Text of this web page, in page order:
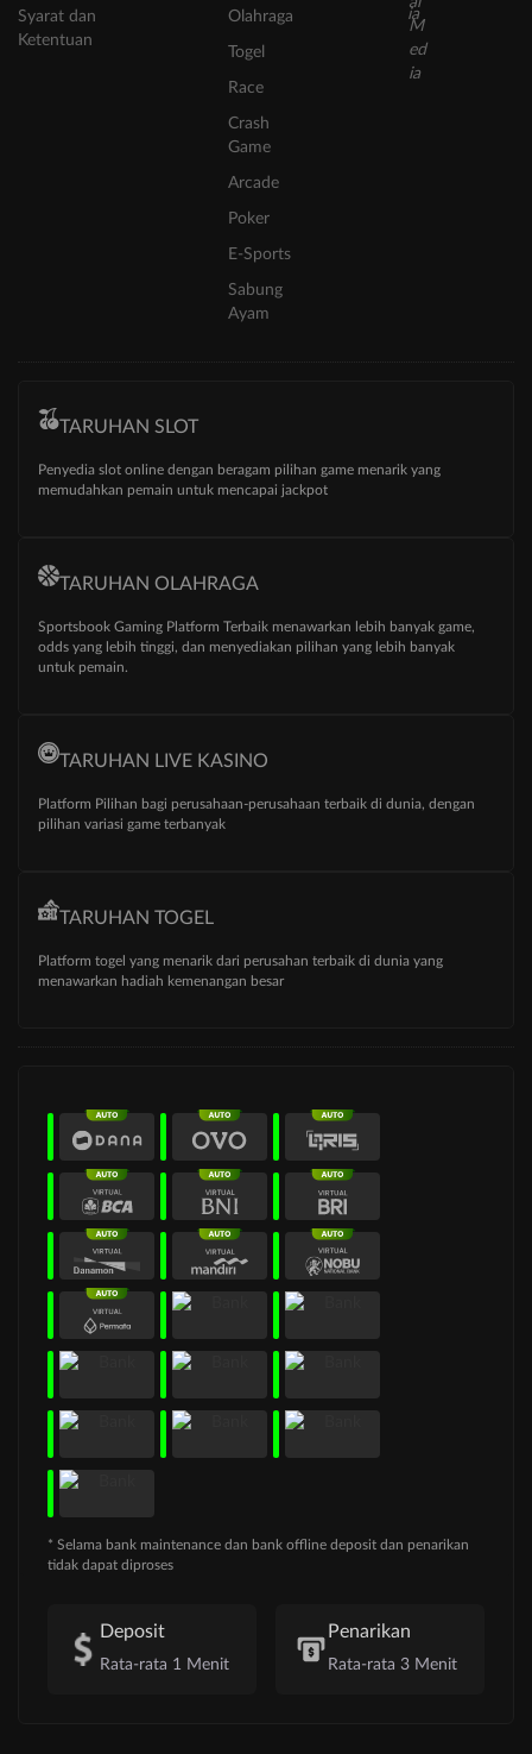
Syarat dan
Ketentuan
Olahraga
Togel
Race
Crash
Game
Arcade
Poker
E-Sports
Sabung
Ayam
TARUHAN SLOT
Penyedia slot online dengan beragam pilihan game menarik yang
memudahkan pemain untuk mencapai jackpot
TARUHAN OLAHRAGA
Sportsbook Gaming Platform Terbaik menawarkan lebih banyak game,
odds yang lebih tinggi, dan menyediakan pilihan yang lebih banyak
untuk pemain.
TARUHAN LIVE KASINO
Platform Pilihan bagi perusahaan-perusahaan terbaik di dunia, dengan
pilihan variasi game terbanyak
TARUHAN TOGEL
Platform togel yang menarik dari perusahan terbaik di dunia yang
menawarkan hadiah kemenangan besar
* Selama bank maintenance dan bank offline deposit dan penarikan
tidak dapat diproses
Deposit
Rata-rata 1 Menit
Penarikan
Rata-rata 3 Menit